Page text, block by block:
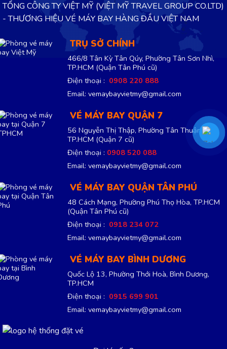
TỔNG CÔNG TY VIỆT MỸ (VIỆT MỸ TRAVEL GROUP CO.LTD)
- THƯƠNG HIỆU VÉ MÁY BAY HÀNG ĐẦU VIỆT NAM
TRỤ SỞ CHÍNH
466/8 Tân Kỳ Tân Qúy, Phường Tân Sơn Nhì,
TP.HCM (Quận Tân Phú cũ)
Điện thoại : 0908 220 888
Email: vemaybayvietmy@gmail.com
VÉ MÁY BAY QUẬN 7
56 Nguyễn Thị Thập, Phường Tân Thuận,
TP.HCM (Quận 7 cũ)
Điện thoại : 0908 520 088
Email: vemaybayvietmy@gmail.com
VÉ MÁY BAY QUẬN TÂN PHÚ
48 Cách Mạng, Phường Phú Thọ Hòa, TP.HCM
(Quận Tân Phú cũ)
Điện thoại : 0918 234 072
Email: vemaybayvietmy@gmail.com
VÉ MÁY BAY BÌNH DƯƠNG
Quốc Lộ 13, Phường Thới Hoà, Bình Dương,
TP.HCM
Điện thoại : 0915 699 901
Email: vemaybayvietmy@gmail.com